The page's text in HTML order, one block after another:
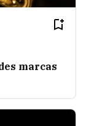
marcas